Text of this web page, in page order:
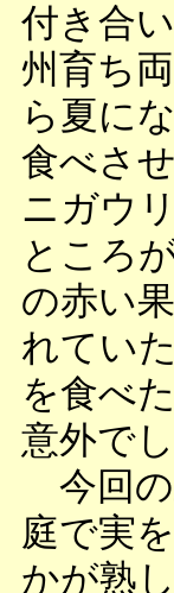
付き合
州育ち
ら夏に
食べさ
ニガウ
ところ
の赤い
れてい
を食べ
意外でし
今回の
庭で実
かが熟